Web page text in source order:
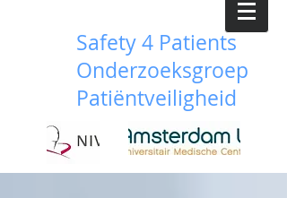
Safety 4 Patients
Onderzoeksgroep
Patiëntveiligheid